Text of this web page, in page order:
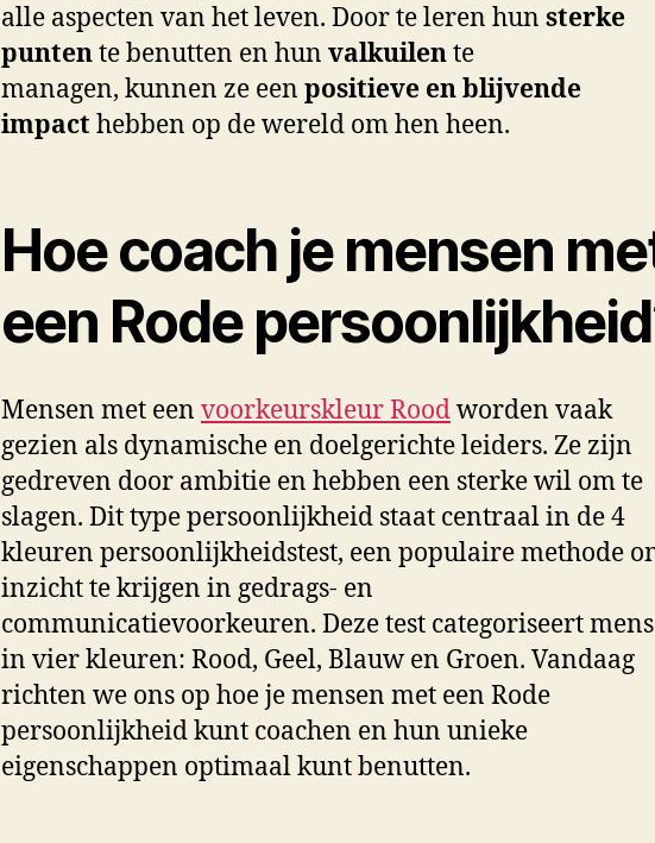
alle aspecten van het leven. Door te leren hun sterke
puntente benutten en hun valkuilente
managen, kunnen ze een positieve en blijvende
impact hebben op de wereld om hen heen.
Hoe coach je mensen
een Rode
Mensen met een voorkeurskleur Roodworden vaak
gezien als dynamische en doelgerichte leiders. Ze zijn
gedreven door ambitie en hebben een sterke wil om te
slagen. Dit type persoonlijkheid staat centraal in de 4
kleuren persoonlijkheidstest, een populaire methode
inzicht te krijgen in gedrags- en
communicatievoorkeuren. Deze test categoriseert
in vier kleuren: Rood, Geel, Blauw en Groen. Vandaag
richten we ons op hoe je mensen met een Rode
persoonlijkheid kunt coachen en hun unieke
eigenschappen optimaal kunt benutten.